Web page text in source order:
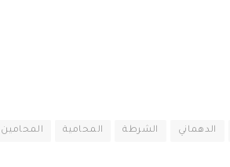
الدهماني الشرطة المحامية المحامين